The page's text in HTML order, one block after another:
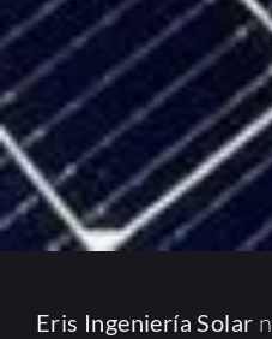
Eris Ingeniería Solar